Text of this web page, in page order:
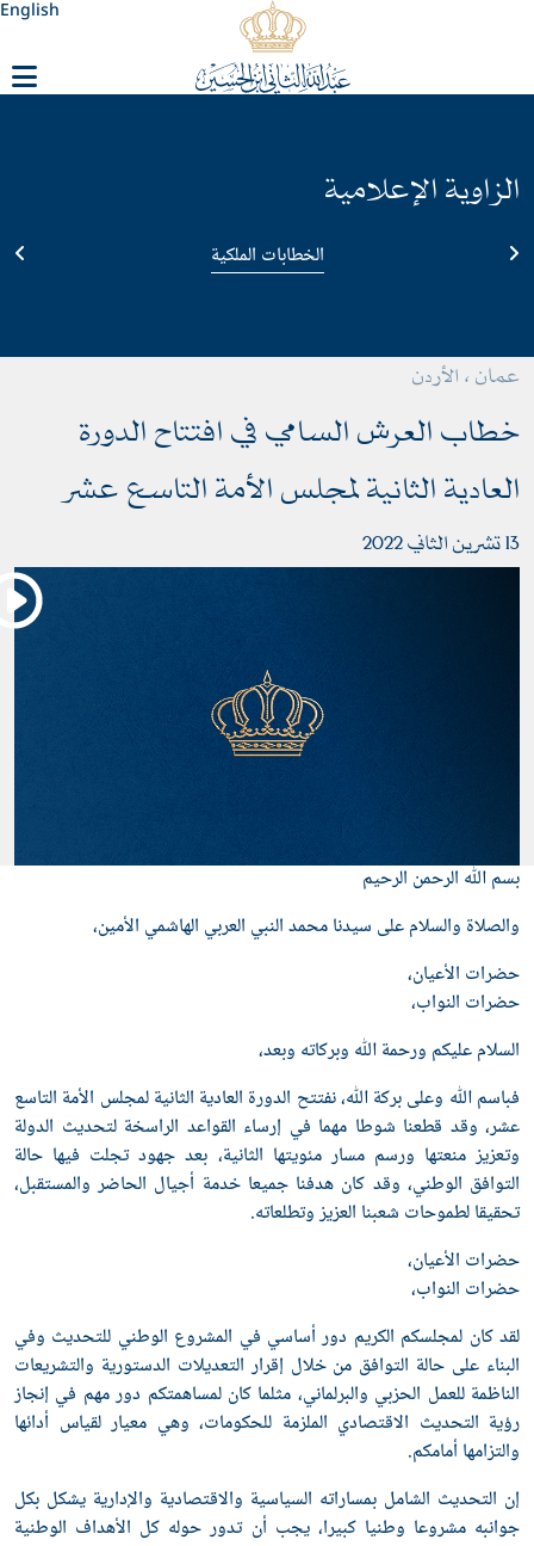
English
الإعلامية
الخطابات الملكية
، الأردن
العرش السامي في افتتاح الدورة
الثانية لمجلس الأمة التاسع عشر
ﷲ الرحمن الرحيم
والسلام على سيدنا محمد النبي العربي الهاشمي الأمين،
الأعيان،
النواب،
عليكم ورحمة ﷲ وبركاته وبعد،
ﷲ وعلى بركة ﷲ، نفتتح الدورة العادية الثانية لمجلس الأمة التاسع
وقد قطعنا شوطا مهما في إرساء القواعد الراسخة لتحديث الدولة
منعتها ورسم مسار مئويتها الثانية، بعد جهود تجلت فيها حالة
الوطني، وقد كان هدفنا جميعا خدمة أجيال الحاضر والمستقبل،
لطموحات شعبنا العزيز وتطلعاته.
الأعيان،
النواب،
كان لمجلسكم الكريم دور أساسي في المشروع الوطني للتحديث وفي
على حالة التوافق من خلال إقرار التعديلات الدستورية والتشريعات
للعمل الحزبي والبرلماني، مثلما كان لمساهمتكم دور مهم في إنجاز
التحديث الاقتصادي الملزمة للحكومات، وهي معيار لقياس أدائها
أمامكم.
التحديث الشامل بمساراته السياسية والاقتصادية والإدارية يشكل بكل
مشروعا وطنيا كبيرا، يجب أن تدور حوله كل الأهداف الوطنية